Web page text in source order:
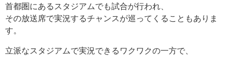
首都圏にあるスタジアムでも試合が行われ、
その放送席で実況するチャンスが巡ってくることもありま
す。
立派なスタジアムで実況できるワクワクの一方で、